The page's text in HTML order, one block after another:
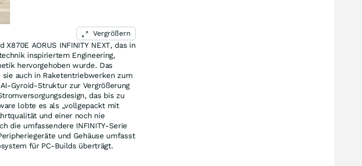
Vergrößern
AORUS INFINITY NEXT, das in
inspiriertem Engineering,
hervorgehoben wurde. Das
auch in Raketentriebwerken zum
Gyroid-Struktur zur Vergrößerung
das bis zu
lobte es als „vollgepackt mit
und einer noch nie
die umfassendere INFINITY-Serie
und Gehäuse umfasst
für PC-Builds überträgt.